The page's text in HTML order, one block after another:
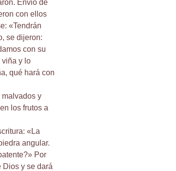
Envió de
con ellos
«Tendrán
se dijeron:
con su
viña y lo
qué hará con
malvados y
los frutos a
«La
angular.
Por
Dios y se dará